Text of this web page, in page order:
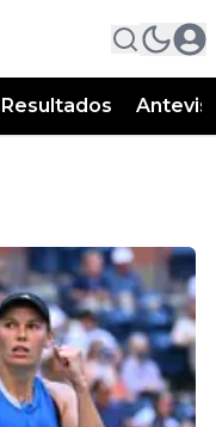
Resultados